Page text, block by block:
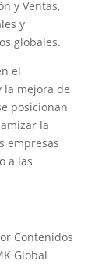
y Ventas,
y
globales.
el
la mejora de
posicionan
la
empresas
a las
Contenidos
Global